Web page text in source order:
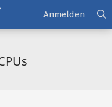
Anmelden